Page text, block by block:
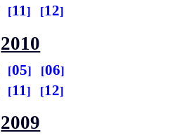
11 12
2010
05
06
11 12
2009